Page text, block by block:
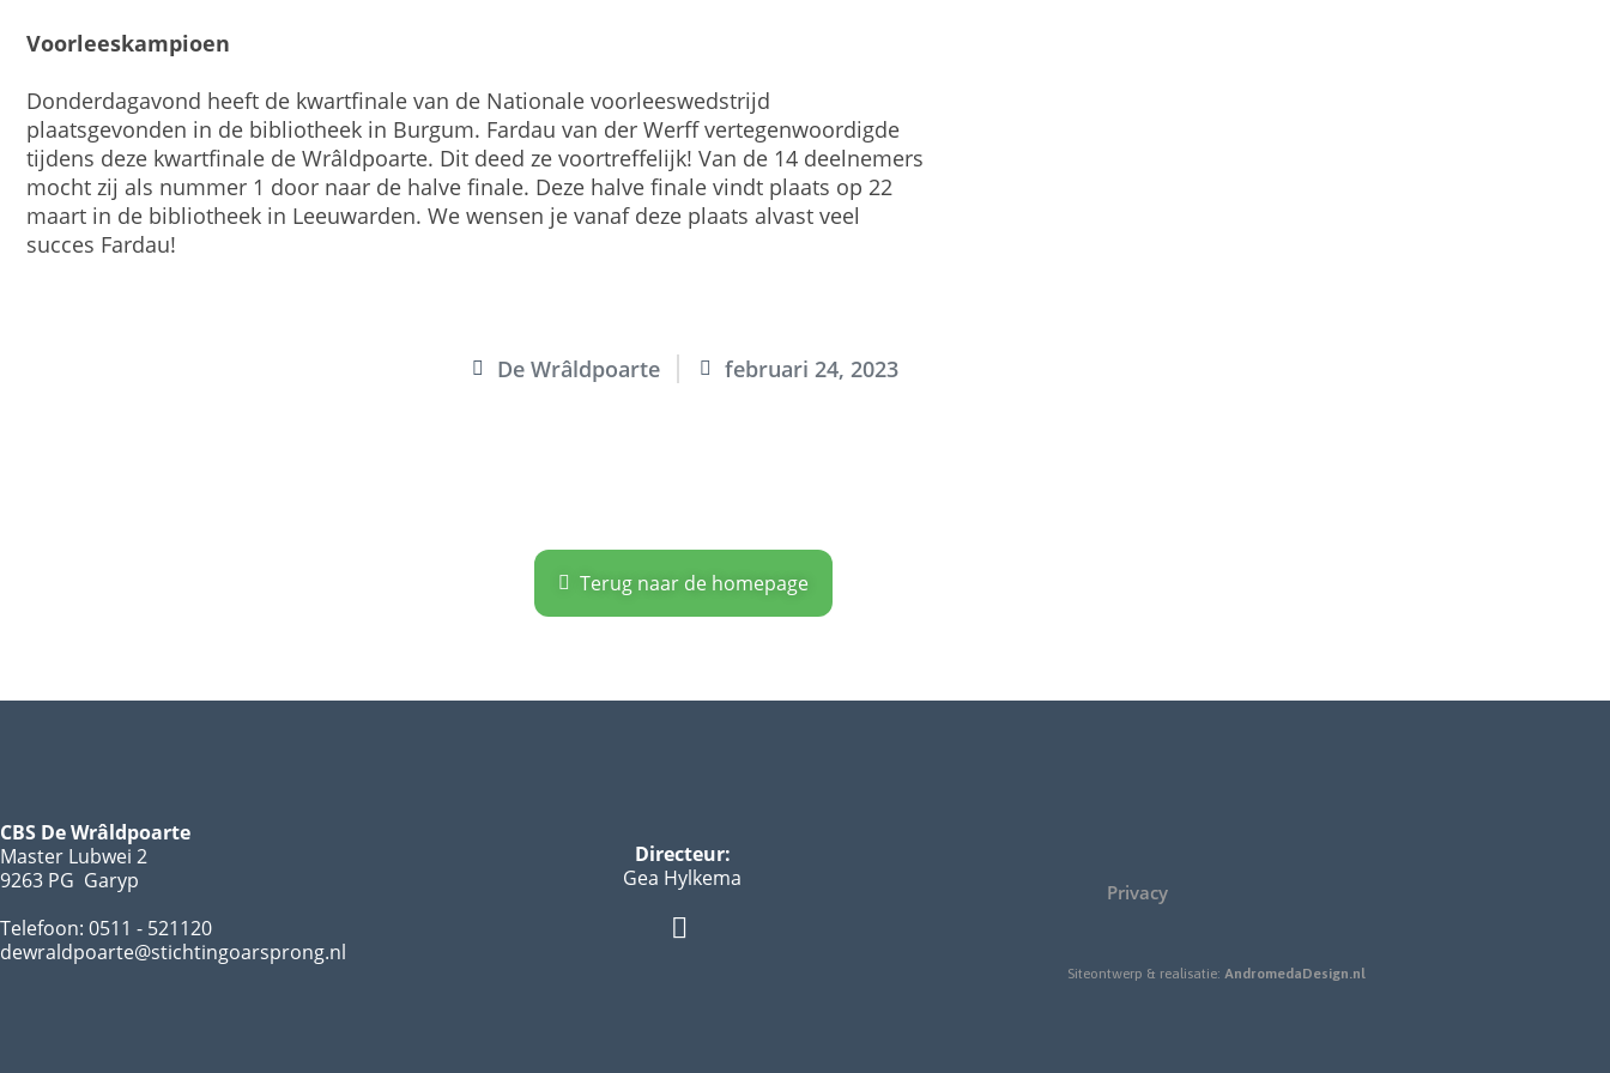
Voorleeskampioen
Donderdagavond heeft de kwartfinale van de Nationale voorleeswedstrijd
plaatsgevonden in de bibliotheek in Burgum. Fardau van der Werff vertegenwoordigde
tijdens deze kwartfinale de Wrâldpoarte. Dit deed ze voortreffelijk! Van de 14 deelnemers
mocht zij als nummer 1 door naar de halve finale. Deze halve finale vindt plaats op 22
maart in de bibliotheek in Leeuwarden. We wensen je vanaf deze plaats alvast veel
succes Fardau!
De Wrâldpoarte februari 24, 2023
Terug naar de homepage
CBS De Wrâldpoarte
Master Lubwei 2
9263 PG Garyp
Telefoon: 0511 - 521120
dewraldpoarte@stichtingoarsprong.nl
Directeur:
Gea Hylkema
Privacy
Siteontwerp & realisatie: AndromedaDesign.nl